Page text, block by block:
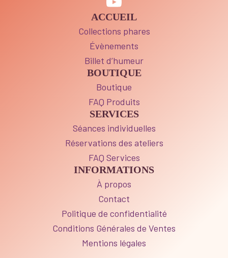
ACCUEIL
Collections phares
Évènements
Billet d’humeur
BOUTIQUE
Boutique
FAQ Produits
SERVICES
Séances individuelles
Réservations des ateliers
FAQ Services
INFORMATIONS
À propos
Contact
Politique de confidentialité
Conditions Générales de Ventes
Mentions légales